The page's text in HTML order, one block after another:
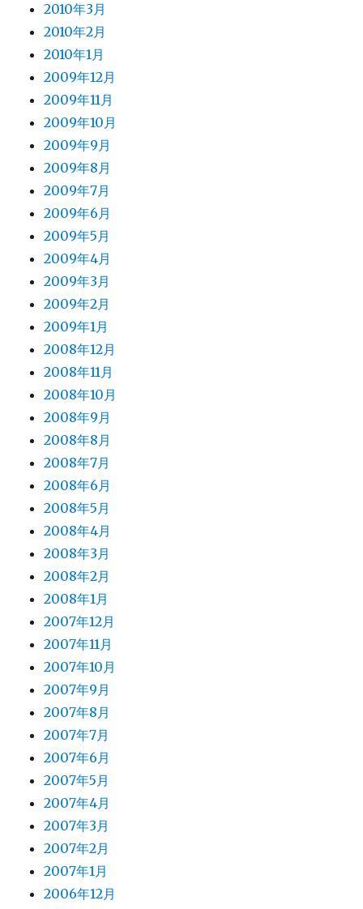
2010年3月
2010年2月
2010年1月
2009年12月
2009年11月
2009年10月
2009年9月
2009年8月
2009年7月
2009年6月
2009年5月
2009年4月
2009年3月
2009年2月
2009年1月
2008年12月
2008年11月
2008年10月
2008年9月
2008年8月
2008年7月
2008年6月
2008年5月
2008年4月
2008年3月
2008年2月
2008年1月
2007年12月
2007年11月
2007年10月
2007年9月
2007年8月
2007年7月
2007年6月
2007年5月
2007年4月
2007年3月
2007年2月
2007年1月
2006年12月